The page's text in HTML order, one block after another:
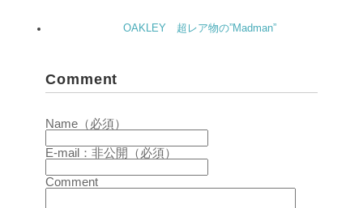
OAKLEY 超レア物の”Madman”
Comment
Name（必須）
E-mail：非公開（必須）
Comment